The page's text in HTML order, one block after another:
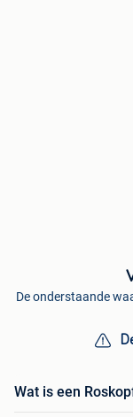
De onderstaande
Wat is een